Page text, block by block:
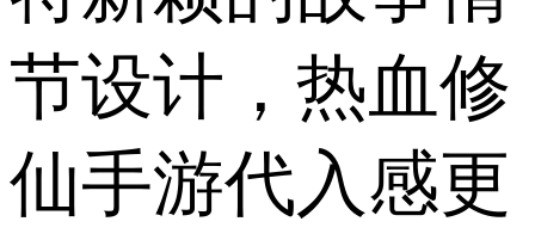
节设计，热血修
仙手游代入感更